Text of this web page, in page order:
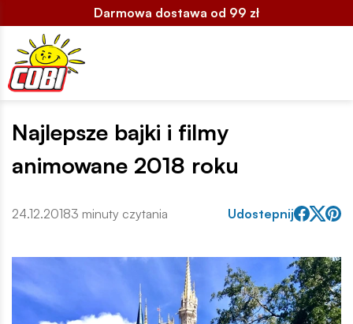
Darmowa dostawa od 99 zł
Najlepsze bajki i filmy
animowane 2018 roku
24.12.20183 minuty czytania Udostepnij